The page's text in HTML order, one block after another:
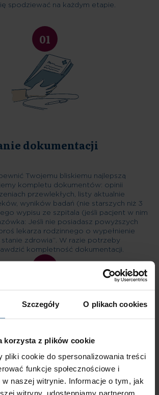
Szczegóły O plikach cookies
korzysta z plików cookie
pliki cookie do spersonalizowania treści
funkcje społecznościowe i
w naszej witrynie. Informacje o tym, jak
witryny, udostępniamy partnerom
spodziewać na każdym etapie.
01
Twojemu bliskiemu najlepszą
kompletu dokumentów: opinii
przewlekłych, listy aktualnie
wyników badań (nie starszych niż 3
wypisu ze szpitala (jeśli pacjent w nim
Jeśli nie posiadasz powyższych
lekarza rodzinnego o wypełnienie
stanie zdrowia”. W razie potrzeby
kompletność dokumentacji.
analizuje dokumentację, aby upewnić